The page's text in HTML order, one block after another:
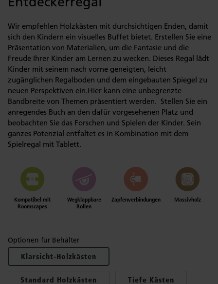
Wir empfehlen Holzkästen mit durchsichtigen Enden, damit
sich den Kindern ein visuelles Buffet bietet. Erstellen Sie eine
Präsentation von Materialien, um die Fantasie und die
Freude Ihrer Kinder am Lernen zu wecken. Dieses Regal lädt
Kinder mit seinem nach vorne geneigten, leicht
zugänglichen Regalboden und dem eingebauten Spiegel zu
neuen Perspektiven ein.Hier kann eine unbegrenzte
Bandbreite von Themen präsentiert werden. Stellen Sie ein
anregendes Buch an den dafür vorgesehenen Platz und
beobachten Sie das Forschen und Spielen der Kinder. Sein
ganzes Potenzial entfaltet es in Kombination mit dem
Spielregal mit Tablett.
Kompatibel mit
Roomscapes
Wegklappbare
Rollen
Zapfenverbindungen Massivholz
Optionen für Behälter
Klarsicht-Holzkästen
Standard Holzkästen Tiefe Kästen